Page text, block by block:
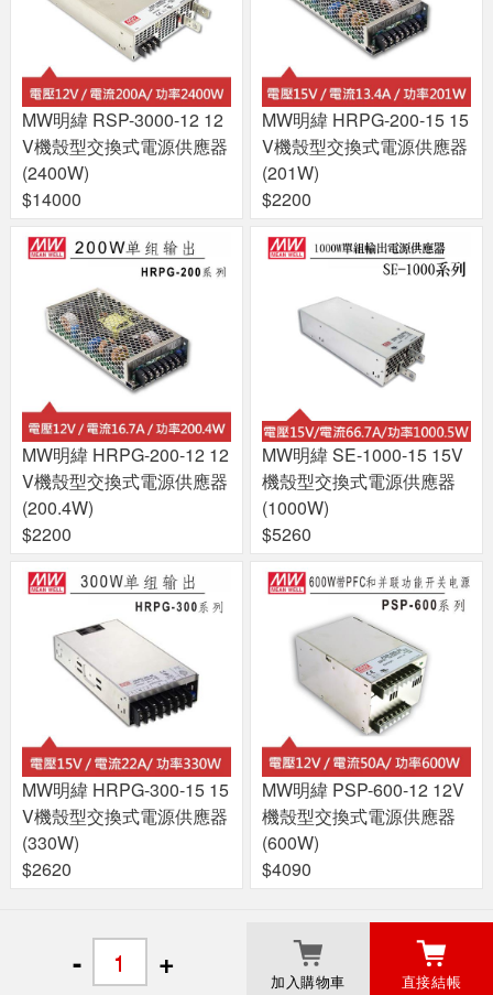
- + 加入購物車 直接結帳
MW明緯 RSP-3000-12 12
V機殼型交換式電源供應器
(2400W)
$14000
MW明緯 HRPG-200-15 15
V機殼型交換式電源供應器
(201W)
$2200
MW明緯 HRPG-200-12 12
V機殼型交換式電源供應器
(200.4W)
$2200
MW明緯 SE-1000-15 15V
機殼型交換式電源供應器
(1000W)
$5260
MW明緯 HRPG-300-15 15
V機殼型交換式電源供應器
(330W)
$2620
MW明緯 PSP-600-12 12V
機殼型交換式電源供應器
(600W)
$4090
關於良興
© 2017 Liang Shing EcLife Corp.